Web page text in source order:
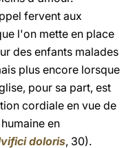
fervent aux
l'on mette en place
des enfants malades
plus encore lorsque
pour sa part, est
cordiale en vue de
en
doloris, 30).